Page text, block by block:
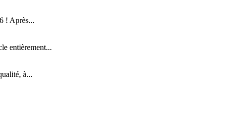
! Après...
entièrement...
à...